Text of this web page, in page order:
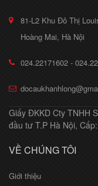
81-L2 Khu Đô Thị
Hoàng Mai, Hà Nội
024.22171602 -
Giấy ĐKKD Cty TNHH
đầu tư T.P Hà Nội,
VỀ CHÚNG TÔI
Giới thiệu